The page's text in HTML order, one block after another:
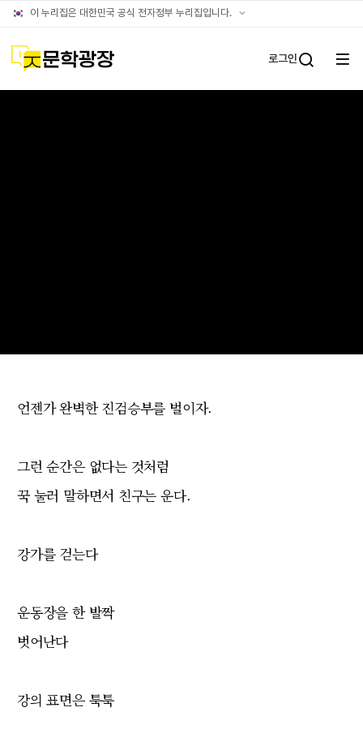
이 누리집은 대한민국 공식 전자정부 누리집입니다. 공식
문학광장 로그인
전체
언젠가 완벽한 진검승부를 벌이자.
그런 순간은 없다는 것처럼
꾹 눌러 말하면서 친구는 운다.
강가를 걷는다
운동장을 한 발짝
벗어난다
강의 표면은 툭툭